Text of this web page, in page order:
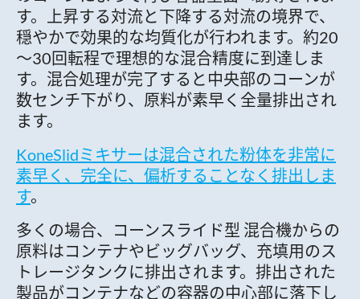
す。上昇する対流と下降する対流の境界で、
穏やかで効果的な均質化が行われます。約20
～30回転程で理想的な混合精度に到達しま
す。混合処理が完了すると中央部のコーンが
数センチ下がり、原料が素早く全量排出され
ます。
KoneSlidミキサーは混合された粉体を非常に
素早く、完全に、偏析することなく排出しま
す。
多くの場合、コーンスライド型 混合機からの
原料はコンテナやビッグバッグ、充填用のス
トレージタンクに排出されます。排出された
製品がコンテナなどの容器の中心部に落下し